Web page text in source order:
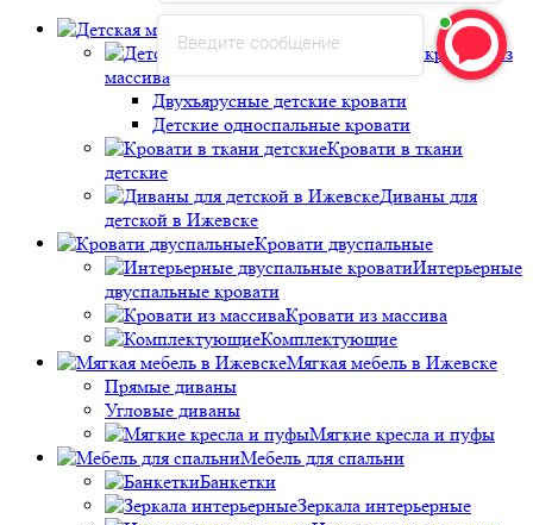
Детские кровати из
массива
Двухъярусные детские кровати
Детские односпальные кровати
Кровати в ткани
детские
Диваны для
детской в Ижевске
Кровати двуспальные
Интерьерные
двуспальные кровати
Кровати из массива
Комплектующие
Мягкая мебель в Ижевске
Прямые диваны
Угловые диваны
Мягкие кресла и пуфы
Мебель для спальни
Банкетки
Зеркала интерьерные
Введите сообщение